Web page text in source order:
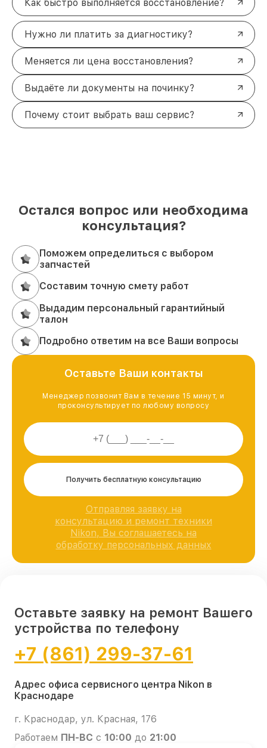
Как быстро выполняется восстановление?
Нужно ли платить за диагностику?
Меняется ли цена восстановления?
Выдаёте ли документы на починку?
Почему стоит выбрать ваш сервис?
Остался вопрос или необходима
консультация?
Поможем определиться с выбором
запчастей
Составим точную смету работ
Выдадим персональный гарантийный
талон
Подробно ответим на все Ваши вопросы
Оставьте Ваши контакты
Менеджер позвонит Вам в течение 15 минут, и
проконсультирует по любому вопросу
Получить бесплатную консультацию
Отправляя заявку на
консультацию и ремонт техники
Nikon, Вы соглашаетесь на
обработку персональных данных
Оставьте заявку на ремонт Вашего
устройства по телефону
+7 (861) 299-37-61
Адрес офиса сервисного центра Nikon в
Краснодаре
г. Краснодар, ул. Красная, 176
Работаем ПН-ВС с 10:00 до 21:00